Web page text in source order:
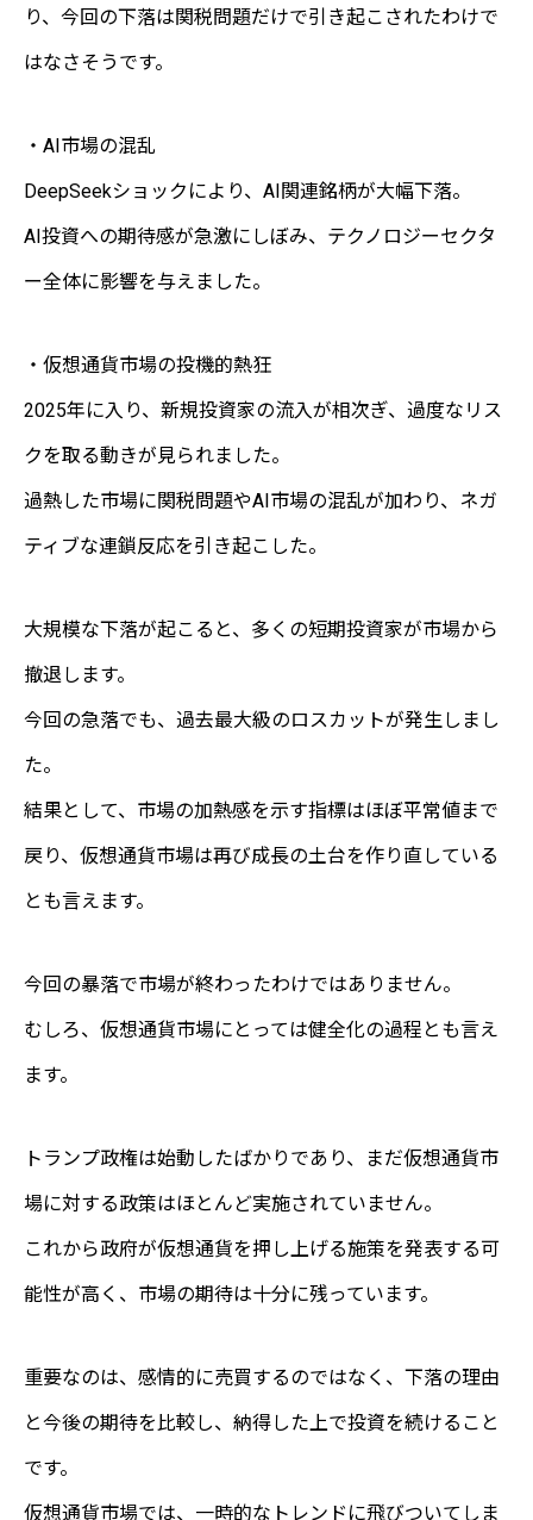
り、今回の下落は関税問題だけで引き起こされたわけで
はなさそうです。
・AI市場の混乱
DeepSeekショックにより、AI関連銘柄が大幅下落。
AI投資への期待感が急激にしぼみ、テクノロジーセクタ
ー全体に影響を与えました。
・仮想通貨市場の投機的熱狂
2025年に入り、新規投資家の流入が相次ぎ、過度なリス
クを取る動きが見られました。
過熱した市場に関税問題やAI市場の混乱が加わり、ネガ
ティブな連鎖反応を引き起こした。
大規模な下落が起こると、多くの短期投資家が市場から
撤退します。
今回の急落でも、過去最大級のロスカットが発生しまし
た。
結果として、市場の加熱感を示す指標はほぼ平常値まで
戻り、仮想通貨市場は再び成長の土台を作り直している
とも言えます。
今回の暴落で市場が終わったわけではありません。
むしろ、仮想通貨市場にとっては健全化の過程とも言え
ます。
トランプ政権は始動したばかりであり、まだ仮想通貨市
場に対する政策はほとんど実施されていません。
これから政府が仮想通貨を押し上げる施策を発表する可
能性が高く、市場の期待は十分に残っています。
重要なのは、感情的に売買するのではなく、下落の理由
と今後の期待を比較し、納得した上で投資を続けること
です。
仮想通貨市場では、一時的なトレンドに飛びついてしま